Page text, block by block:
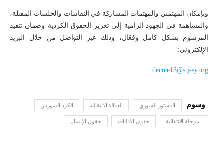
وبإمكان المهتمين والمهتمات المشاركة في النقاشات والجلسات المقبلة،
والمساهمة في الجهود الرامية إلى تعزيز الحقوق الكردية وضمان تنفيذ
المرسوم بشكل كامل وفعّال، وذلك عبر التواصل من خلال البريد
الإلكتروني:
decree13@stj-sy.org
الدستور السوري العدالة الانتقالية الكرد السوريين
المرحلة الانتقالية حقوق الأقليات حقوق الإنسان